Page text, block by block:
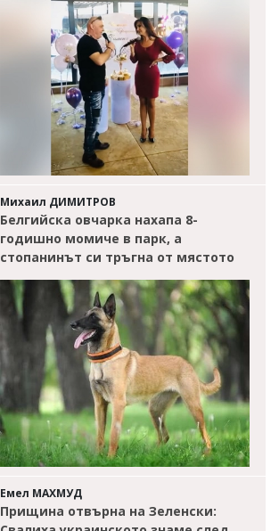
Михаил ДИМИТРОВ
Белгийска овчарка нахапа 8-
годишно момиче в парк, а
стопанинът си тръгна от мястото
Емел МАХМУД
Прищина отвърна на Зеленски: